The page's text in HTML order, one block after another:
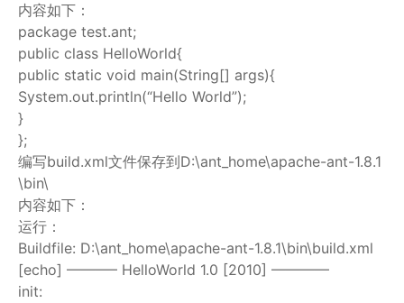
内容如下：
package test.ant;
public class HelloWorld{
public static void main(String[] args){
System.out.println(“Hello World”);
}
};
编写build.xml文件保存到D:\ant_home\apache-ant-1.8.1
\bin\
内容如下：
运行：
Buildfile: D:\ant_home\apache-ant-1.8.1\bin\build.xml
[echo] ———– HelloWorld 1.0 [2010] ————
init: